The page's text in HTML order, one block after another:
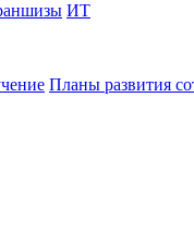
ИТ
Планы развития